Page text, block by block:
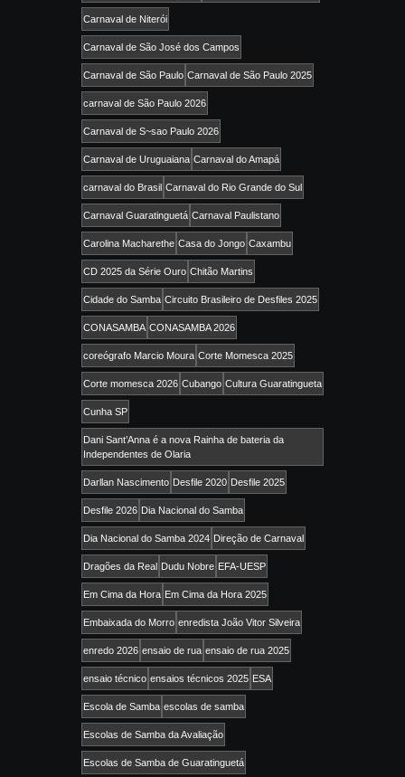
Carnaval de Niterói
Carnaval de São José dos Campos
Carnaval de São Paulo Carnaval de São Paulo 2025
carnaval de São Paulo 2026
Carnaval de S~sao Paulo 2026
Carnaval de Uruguaiana Carnaval do Amapá
carnaval do Brasil Carnaval do Rio Grande do Sul
Carnaval Guaratinguetá Carnaval Paulistano
Carolina Macharethe Casa do Jongo Caxambu
CD 2025 da Série Ouro Chitão Martins
Cidade do Samba Circuito Brasileiro de Desfiles 2025
CONASAMBA CONASAMBA 2026
coreógrafo Marcio Moura Corte Momesca 2025
Corte momesca 2026 Cubango Cultura Guaratingueta
Cunha SP
Dani Sant’Anna é a nova Rainha de bateria da
Independentes de Olaria
Darllan Nascimento Desfile 2020 Desfile 2025
Desfile 2026 Dia Nacional do Samba
Dia Nacional do Samba 2024 Direção de Carnaval
Dragões da Real Dudu Nobre EFA-UESP
Em Cima da Hora Em Cima da Hora 2025
Embaixada do Morro enredista João Vitor Silveira
enredo 2026 ensaio de rua ensaio de rua 2025
ensaio técnico ensaios técnicos 2025 ESA
Escola de Samba escolas de samba
Escolas de Samba da Avaliação
Escolas de Samba de Guaratinguetá